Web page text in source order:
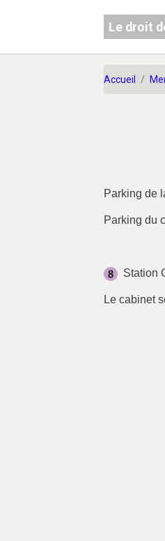
Le droit
Accueil
Parking de
Parking du
Station
Le cabinet